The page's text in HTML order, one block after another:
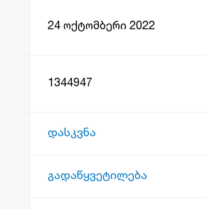
24 ოქტომბერი 2022
1344947
დასკვნა
გადაწყვეტილება